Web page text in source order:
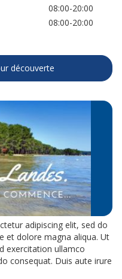
08:00-20:00
08:00-20:00
découverte
adipiscing elit, sed do
et dolore magna aliqua. Ut
exercitation ullamco
consequat. Duis aute irure